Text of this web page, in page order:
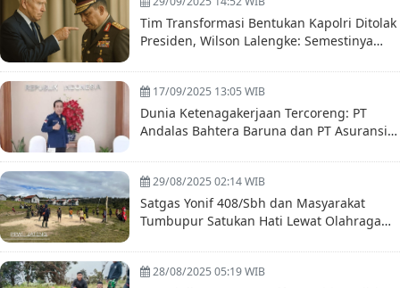
Tim Transformasi Bentukan Kapolri Ditolak
Presiden, Wilson Lalengke: Semestinya
17/09/2025 13:05 WIB
Dunia Ketenagakerjaan Tercoreng: PT
Andalas Bahtera Baruna dan PT Asuransi
29/08/2025 02:14 WIB
Satgas Yonif 408/Sbh dan Masyarakat
Tumbupur Satukan Hati Lewat Olahraga
28/08/2025 05:19 WIB